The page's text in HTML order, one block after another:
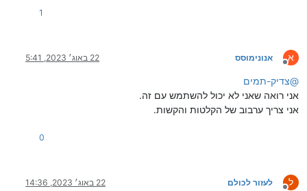
1
א
מנותק
אנונימוסס 22 באוג׳ 2023, 5:41
@צדיק-תמים
אני רואה שאני לא יכול להשתמש עם זה.
אני צריך ערבוב של הקלטות והקשות.
0
ל לעזור לכולם 22 באוג׳ 2023, 14:36